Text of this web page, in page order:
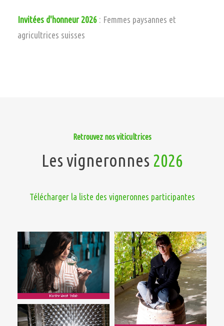
Invitées d'honneur 2026 : Femmes paysannes et
agricultrices suisses
Retrouvez nos viticultrices
Les vigneronnes 2026
Télécharger la liste des vigneronnes participantes